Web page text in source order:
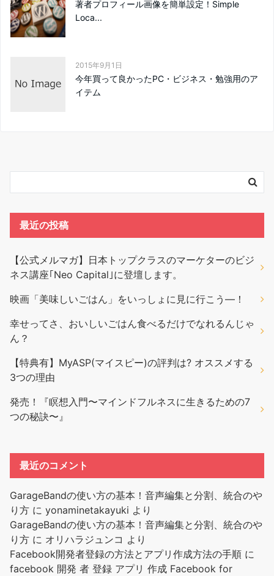
著者プロフィール画像を簡単設定！Simple
Loca...
2015年9月1日
今年買って良かったPC・ビジネス・勉強用のア
イテム
最近の投稿
【公式メルマガ】日本トップクラスのマーケターのビジ
ネス講座｢Neo Capital｣に登壇します。
映画「美味しいごはん」をいっしょに見に行こう―！
幸せってさ、おいしいごはん食べるだけでなれるんじゃ
ん？
【特典有】MyASP(マイスピー)の評判は? オススメする
3つの理由
発売！『瞑想入門〜マインドフルネスに生きるための7
つの秘訣〜』
最近のコメント
GarageBandの使い方の基本！音声編集と分割、統合のや
り方 に yonaminetakayuki より
GarageBandの使い方の基本！音声編集と分割、統合のや
り方 に オリハラジュンコ より
Facebook開発者登録の方法とアプリ作成方法の手順 に
facebook 開発 者 登録 アプリ 作成 Facebook for